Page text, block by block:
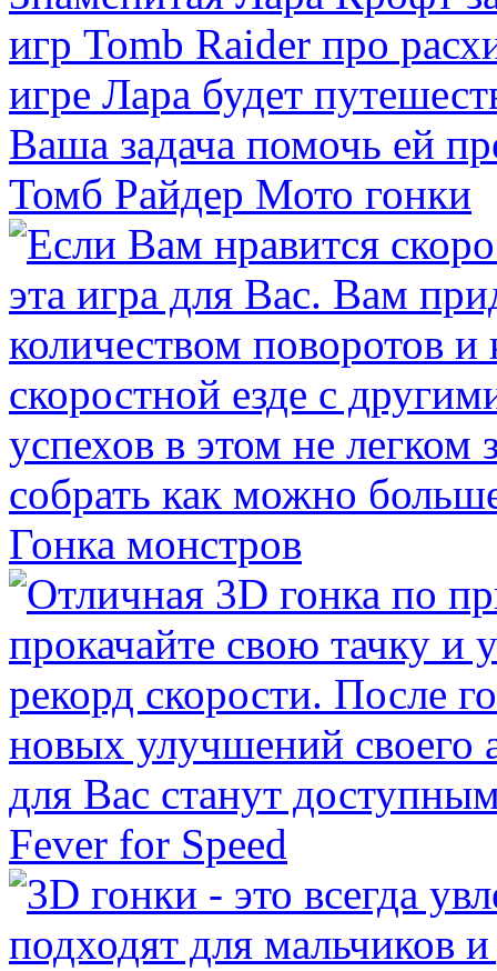
Томб Райдер Мото гонки
Гонка монстров
Fever for Speed